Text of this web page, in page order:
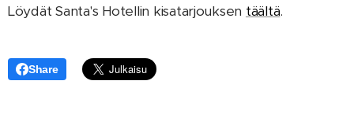
Löydät Santa's Hotellin kisatarjouksen täältä.
Share